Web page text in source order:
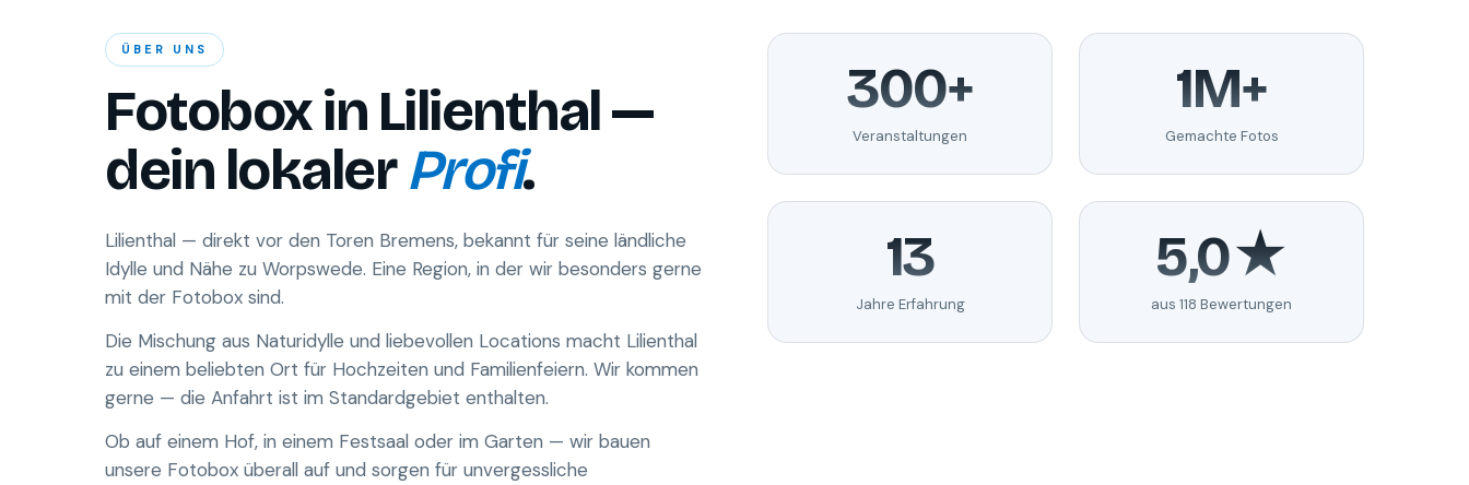
ÜBER UNS
Fotobox in Lilienthal —
dein lokalerProfi.
Lilienthal — direkt vor den Toren Bremens, bekannt für seine ländliche
Idylle und Nähe zu Worpswede. Eine Region, in der wir besonders gerne
mit der Fotobox sind.
Die Mischung aus Naturidylle und liebevollen Locations macht Lilienthal
zu einem beliebten Ort für Hochzeiten und Familienfeiern. Wir kommen
gerne — die Anfahrt ist im Standardgebiet enthalten.
Ob auf einem Hof, in einem Festsaal oder im Garten — wir bauen
unsere Fotobox überall auf und sorgen für unvergessliche
300+
Veranstaltungen
1M+
Gemachte Fotos
13
Jahre Erfahrung
5,0★
aus 118 Bewertungen